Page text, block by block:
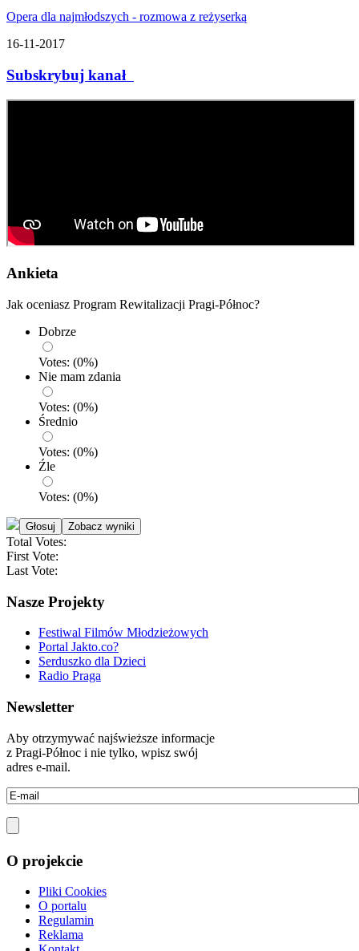
Opera dla najmłodszych - rozmowa z reżyserką
16-11-2017
Subskrybuj kanał
Ankieta
Jak oceniasz Program Rewitalizacji Pragi-Północ?
Dobrze
Votes: (0%)
Nie mam zdania
Votes: (0%)
Średnio
Votes: (0%)
Źle
Votes: (0%)
Total Votes:
First Vote:
Last Vote:
Nasze Projekty
Festiwal Filmów Młodzieżowych
Portal Jakto.co?
Serduszko dla Dzieci
Radio Praga
Newsletter
Aby otrzymywać najświeższe informacje
z Pragi-Północ i nie tylko, wpisz swój
adres e-mail.
O projekcie
Pliki Cookies
O portalu
Regulamin
Reklama